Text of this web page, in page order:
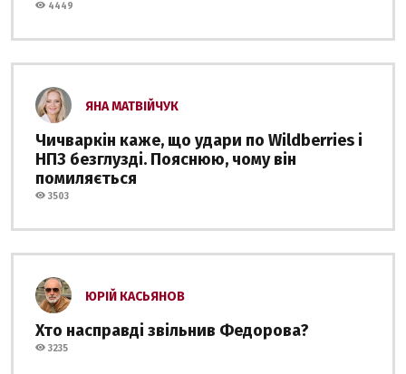
4449
ЯНА МАТВІЙЧУК
Чичваркін каже, що удари по Wildberries і
НПЗ безглузді. Пояснюю, чому він
помиляється
3503
ЮРІЙ КАСЬЯНОВ
Хто насправді звільнив Федорова?
3235